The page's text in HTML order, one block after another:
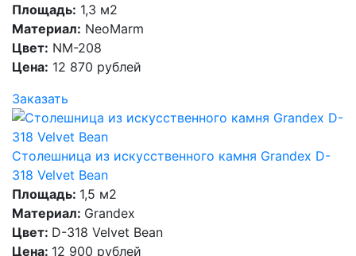
Площадь: 1,3 м2
Материал: NeoMarm
Цвет: NM-208
Цена: 12 870 рублей
Заказать
Столешница из искусственного камня Grandex D-
318 Velvet Bean
Площадь: 1,5 м2
Материал: Grandex
Цвет: D-318 Velvet Bean
Цена: 12 900 рублей